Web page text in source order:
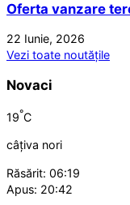
Oferta vanzare
22 Iunie, 2026
Vezi toate noutățile
Novaci
19°C
câțiva nori
Răsărit: 06:19
Apus: 20:42